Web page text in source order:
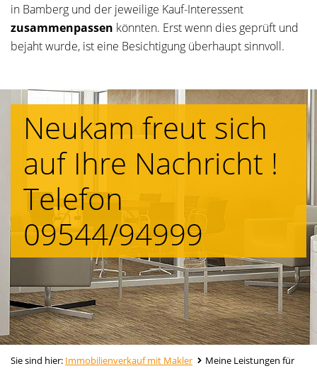
in Bamberg und der jeweilige Kauf-Interessent
zusammenpassen könnten. Erst wenn dies geprüft und
bejaht wurde, ist eine Besichtigung überhaupt sinnvoll.
Neukam freut sich
auf Ihre Nachricht !
Telefon
09544/94999
Sie sind hier: Immobilienverkauf mit Makler
Meine Leistungen für